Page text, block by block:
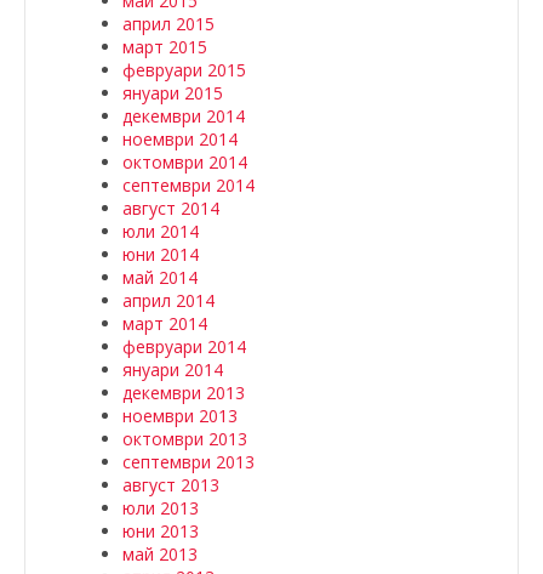
април 2015
март 2015
февруари 2015
януари 2015
декември 2014
ноември 2014
октомври 2014
септември 2014
август 2014
юли 2014
юни 2014
май 2014
април 2014
март 2014
февруари 2014
януари 2014
декември 2013
ноември 2013
октомври 2013
септември 2013
август 2013
юли 2013
юни 2013
май 2013